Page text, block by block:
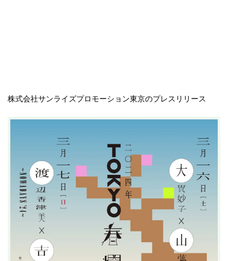
株式会社サンライズプロモーション東京のプレスリリース